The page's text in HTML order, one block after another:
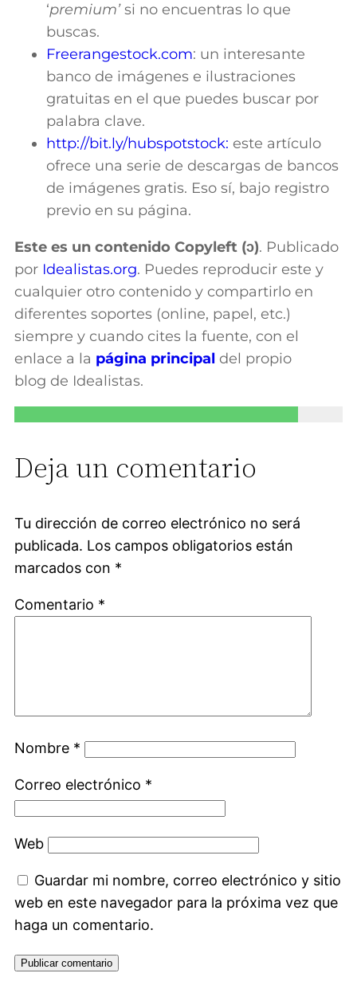
‘premium’si no encuentras lo que
buscas.
Freerangestock.com: un interesante
banco de imágenes e ilustraciones
gratuitas en el que puedes buscar por
palabra clave.
http://bit.ly/hubspotstock: este artículo
ofrece una serie de descargas de bancos
de imágenes gratis. Eso sí, bajo registro
previo en su página.
Este es un contenido Copyleft (ↄ). Publicado
por Idealistas.org. Puedes reproducir este y
cualquier otro contenido y compartirlo en
diferentes soportes (online, papel, etc.)
siempre y cuando cites la fuente, con el
enlace a la página principal del propio
blog de Idealistas.
Deja un comentario
Tu dirección de correo electrónico no será
publicada. Los campos obligatorios están
marcados con *
Comentario *
Nombre *
Correo electrónico *
Web
Guardar mi nombre, correo electrónico y sitio
web en este navegador para la próxima vez que
haga un comentario.